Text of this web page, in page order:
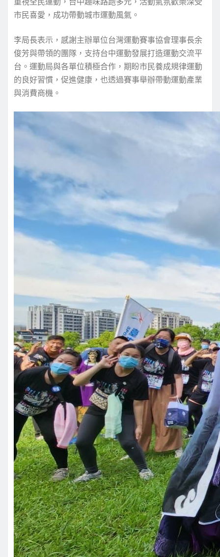
市民喜愛，成功帶動城市運動風氣。
李局長表示，感謝主辦單位台灣運動賽事協會理事長余
俊芳與帶領的團隊，支持台中運動發展打造運動交流平
台。運動局與各單位積極合作，期盼市民養成規律運動
的良好習慣，促進健康，也透過賽事舉辦帶動運動產業
與消費商機。